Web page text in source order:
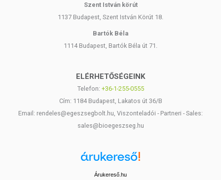
Szent István körút
1137 Budapest, Szent István Körút 18.
Bartók Béla
1114 Budapest, Bartók Béla út 71.
ELÉRHETŐSÉGEINK
Telefon: +36-1-255-0555
Cím: 1184 Budapest, Lakatos út 36/B
Email: rendeles@egeszsegbolt.hu, Viszonteladói - Partneri - Sales:
sales@bioegeszseg.hu
Árukereső.hu